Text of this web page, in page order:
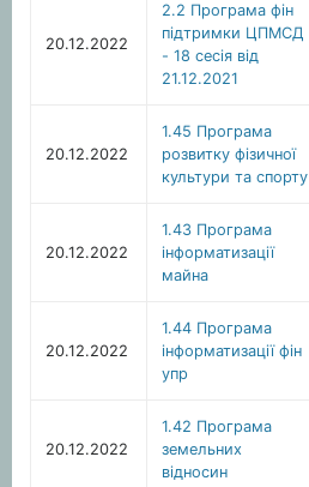
20.12.2022
2.2 Програма фін
підтримки ЦПМСД
- 18 сесія від
21.12.2021
20.12.2022
1.45 Програма
розвитку фізичної
культури та спорту
20.12.2022
1.43 Програма
інформатизації
майна
20.12.2022
1.44 Програма
інформатизації фін
упр
20.12.2022
1.42 Програма
земельних
відносин